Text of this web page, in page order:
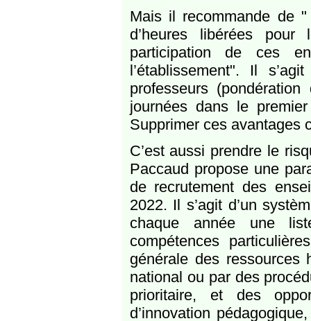
Mais il recommande de
d’heures libérées
participation de ces
l’établissement". Il
professeurs
journées dans le
Supprimer ces avantages
C’est aussi prendre le
Paccaud propose une
de recrutement des
2022. Il s’agit d’un
chaque année une
compétences
générale des
national ou par des
prioritaire, et des
d’innovation